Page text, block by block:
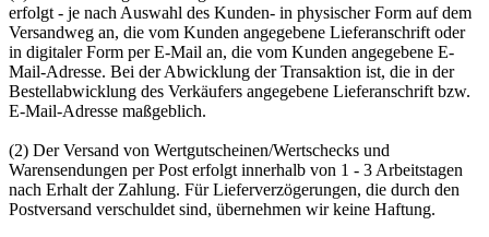
erfolgt - je nach Auswahl des Kunden- in physischer Form auf dem
Versandweg an, die vom Kunden angegebene Lieferanschrift oder
in digitaler Form per E-Mail an, die vom Kunden angegebene E-
Mail-Adresse. Bei der Abwicklung der Transaktion ist, die in der
Bestellabwicklung des Verkäufers angegebene Lieferanschrift bzw.
E-Mail-Adresse maßgeblich.
(2) Der Versand von Wertgutscheinen/Wertschecks und
Warensendungen per Post erfolgt innerhalb von 1 - 3 Arbeitstagen
nach Erhalt der Zahlung. Für Lieferverzögerungen, die durch den
Postversand verschuldet sind, übernehmen wir keine Haftung.